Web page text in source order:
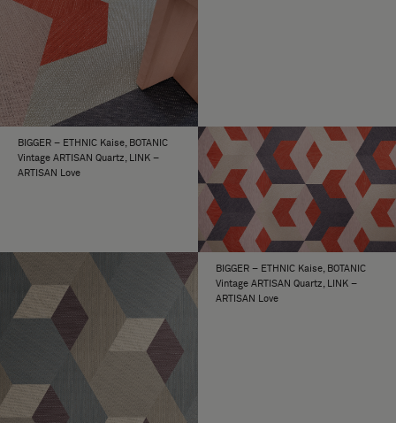
BIGGER – ETHNIC Kaise, BOTANIC
Vintage ARTISAN Quartz, LINK –
ARTISAN Love
BIGGER – ETHNIC Kaise, BOTANIC
Vintage ARTISAN Quartz, LINK –
ARTISAN Love